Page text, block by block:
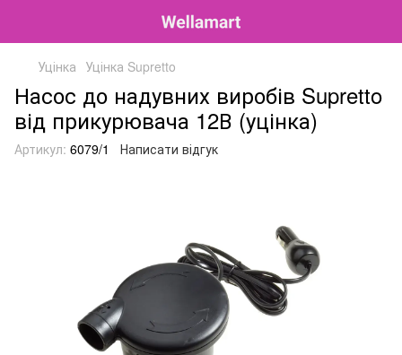
Уцінка Уцінка Supretto
Насос до надувних виробів Supretto
від прикурювача 12В (уцінка)
Артикул: 6079/1 Написати відгук